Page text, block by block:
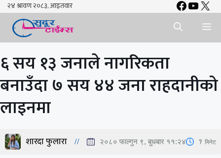
Skip
content
X
६ सय १३ जनाले नागरिकता
बनाउँदा ७ सय ४४ जना राहदानीको
लाइनमा
शारदा फुलारा २०८० फाल्गुन ९, बुधबार ११:२४ 1 मिनेट